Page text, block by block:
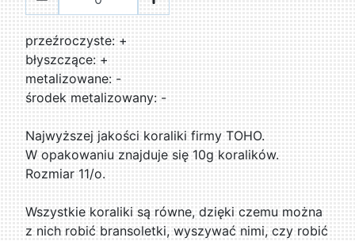
przeźroczyste: +
błyszczące: +
metalizowane: -
środek metalizowany: -
Najwyższej jakości koraliki firmy TOHO.
W opakowaniu znajduje się 10g koralików.
Rozmiar 11/o.
Wszystkie koraliki są równe, dzięki czemu można
z nich robić bransoletki, wyszywać nimi, czy robić